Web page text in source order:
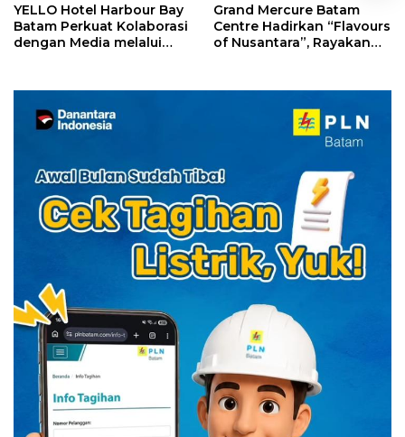
YELLO Hotel Harbour Bay
Batam Perkuat Kolaborasi
dengan Media melalui
Grand Mercure Batam
Centre Hadirkan “Flavours
of Nusantara”, Rayakan